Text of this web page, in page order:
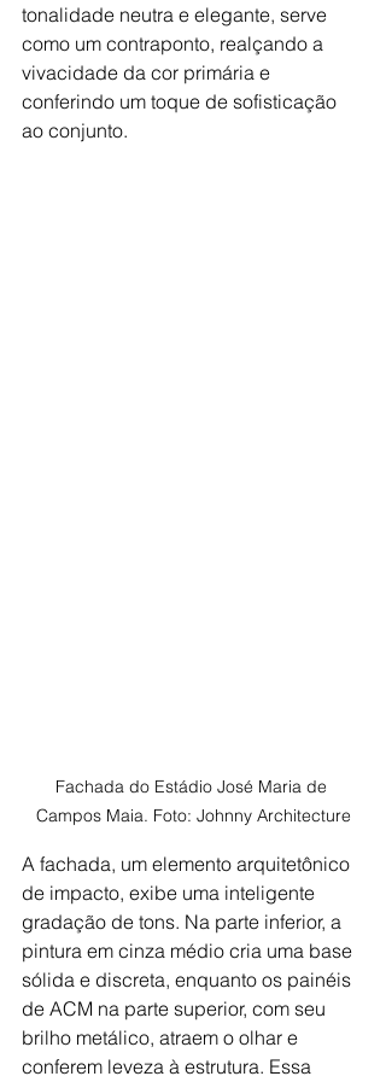
tonalidade neutra e elegante, serve
como um contraponto, realçando a
vivacidade da cor primária e
conferindo um toque de sofisticação
ao conjunto.
Fachada do Estádio José Maria de
Campos Maia. Foto: Johnny Architecture
A fachada, um elemento arquitetônico
de impacto, exibe uma inteligente
gradação de tons. Na parte inferior, a
pintura em cinza médio cria uma base
sólida e discreta, enquanto os painéis
de ACM na parte superior, com seu
brilho metálico, atraem o olhar e
conferem leveza à estrutura. Essa